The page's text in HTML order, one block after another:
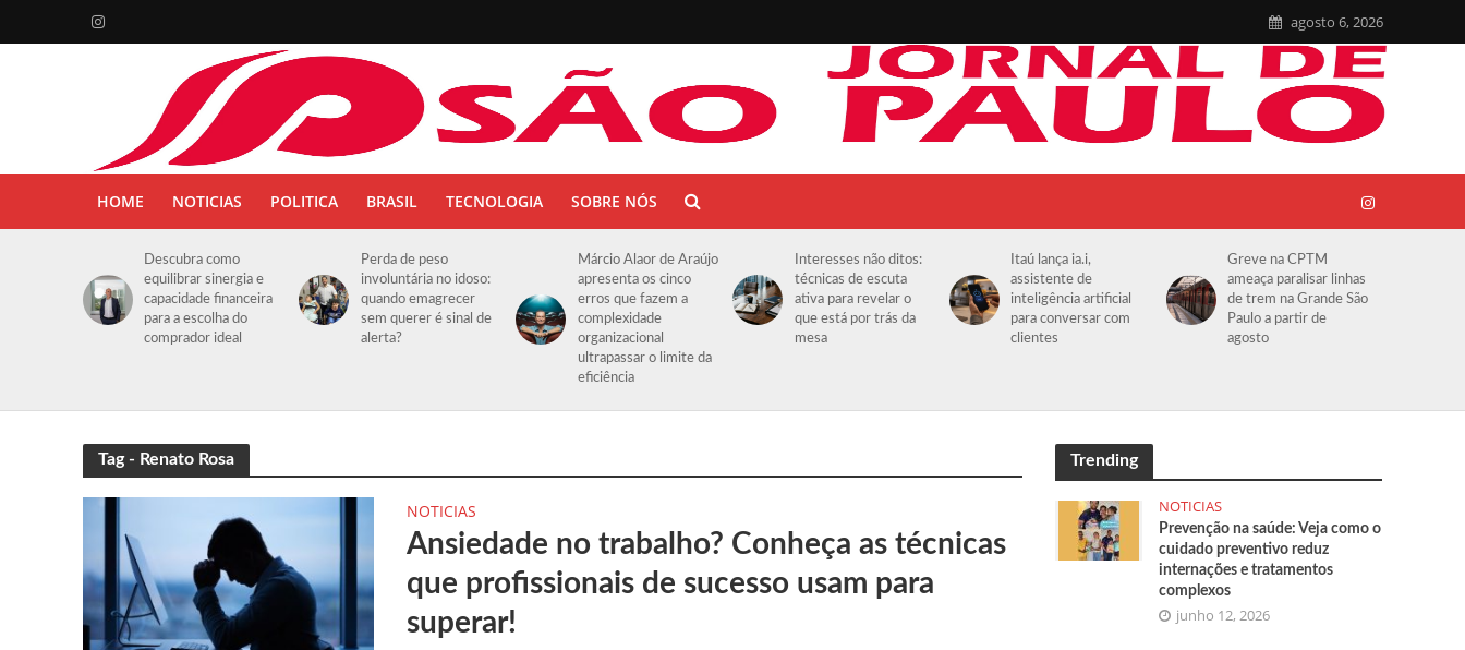
agosto 6, 2026
HOME NOTICIAS POLITICA BRASIL TECNOLOGIA SOBRE NÓS
Descubra como
equilibrar sinergia e
capacidade financeira
para a escolha do
comprador ideal
Perda de peso
involuntária no idoso:
quando emagrecer
sem querer é sinal de
alerta?
Márcio Alaor de Araújo
apresenta os cinco
erros que fazem a
complexidade
organizacional
ultrapassar o limite da
eficiência
Interesses não ditos:
técnicas de escuta
ativa para revelar o
que está por trás da
mesa
Itaú lança ia.i,
assistente de
inteligência artificial
para conversar com
clientes
Greve na CPTM
ameaça paralisar linhas
de trem na Grande São
Paulo a partir de
agosto
Tag - Renato Rosa
NOTICIAS
Ansiedade no trabalho? Conheça as técnicas
que profissionais de sucesso usam para
superar!
Trending
NOTICIAS
Prevenção na saúde: Veja como o
cuidado preventivo reduz
internações e tratamentos
complexos
junho 12, 2026